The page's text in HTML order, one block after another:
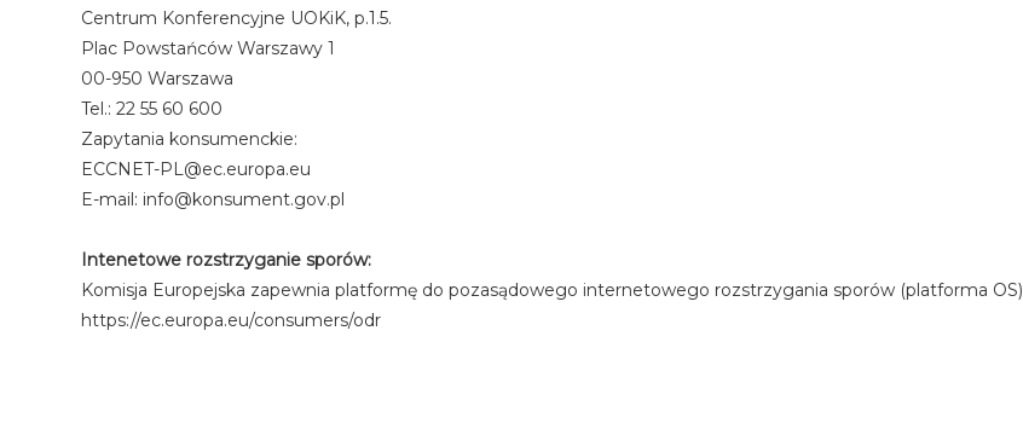
Centrum Konferencyjne UOKiK, p.1.5.
Plac Powstańców Warszawy 1
00-950 Warszawa
Tel.: 22 55 60 600
Zapytania konsumenckie:
ECCNET-PL@ec.europa.eu
E-mail: info@konsument.gov.pl
Intenetowe rozstrzyganie sporów:
Komisja Europejska zapewnia platformę do pozasądowego internetowego rozstrzygania sporów (platforma OS)
https://ec.europa.eu/consumers/odr